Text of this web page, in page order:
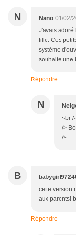
N Nano 01/02/
J'avais adoré
fille. Ces
système
souhaite une
Répondre
N
<br /
/>
/>
B
cette version
aux parents!
Répondre